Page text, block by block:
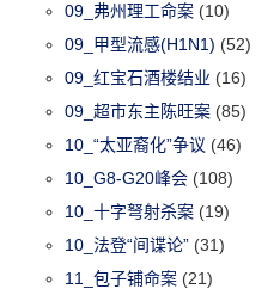
09_弗州理工命案 (10)
09_甲型流感(H1N1) (52)
09_红宝石酒楼结业 (16)
09_超市东主陈旺案 (85)
10_“太亚裔化”争议 (46)
10_G8-G20峰会 (108)
10_十字弩射杀案 (19)
10_法登“间谍论” (31)
11_包子铺命案 (21)